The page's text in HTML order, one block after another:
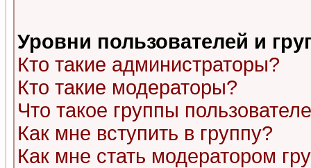
Уровни пользователей и
Кто такие администраторы?
Кто такие модераторы?
Что такое группы
Как мне вступить в группу?
Как мне стать модератором